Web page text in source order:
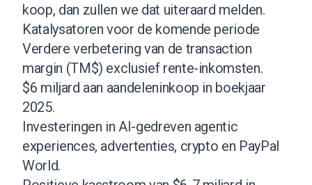
koop, dan zullen we dat uiteraard melden.
Katalysatoren voor de komende periode
Verdere verbetering van de transaction
margin (TM$) exclusief rente-inkomsten.
$6 miljard aan aandeleninkoop in boekjaar
2025.
Investeringen in AI-gedreven agentic
experiences, advertenties, crypto en PayPal
World.